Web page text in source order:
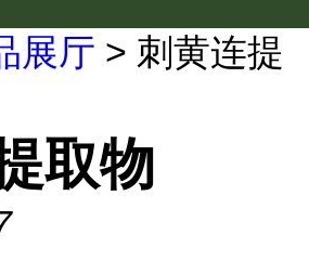
展厅 > 刺黄连提
取物